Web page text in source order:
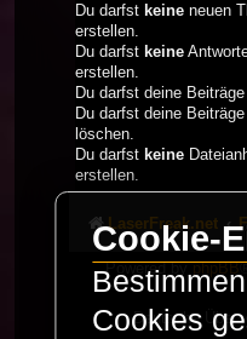
Du darfst keine neuen
erstellen.
Du darfst keine
erstellen.
Du darfst deine
Du darfst deine
löschen.
Du darfst keine
erstellen.
LaserFreak.net
Powered byphpBB
Deutsche
Cookie-
Cookies